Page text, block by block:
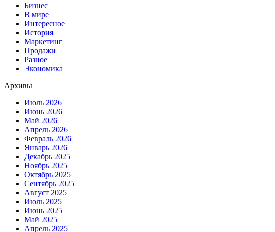
Бизнес
В мире
Интересное
История
Маркетинг
Продажи
Разное
Экономика
Архивы
Июль 2026
Июнь 2026
Май 2026
Апрель 2026
Февраль 2026
Январь 2026
Декабрь 2025
Ноябрь 2025
Октябрь 2025
Сентябрь 2025
Август 2025
Июль 2025
Июнь 2025
Май 2025
Апрель 2025